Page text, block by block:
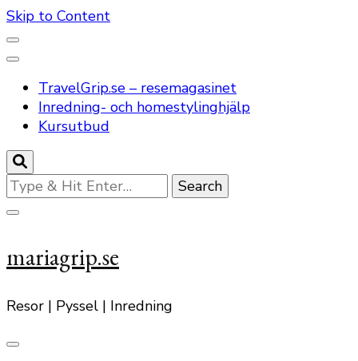
Skip to Content
TravelGrip.se – resemagasinet
Inredning- och homestylinghjälp
Kursutbud
Looking
for
Something?
mariagrip.se
Resor | Pyssel | Inredning